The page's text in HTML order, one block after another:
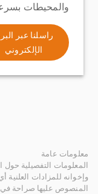
والمحيطات
راسلنا عبر
الإلكتروني
معلومات عامة
المعلومات التفصيلية
وإخوانه للمزادات
المنصوص عليها صراحة